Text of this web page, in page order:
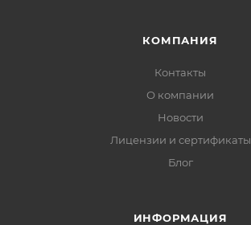
КОМПАНИЯ
Контакты
О компании
Новости
Лицензии и сертификаты
Блог
ИНФОРМАЦИЯ